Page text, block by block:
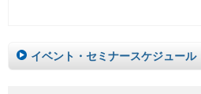
イベント・セミナースケジュール